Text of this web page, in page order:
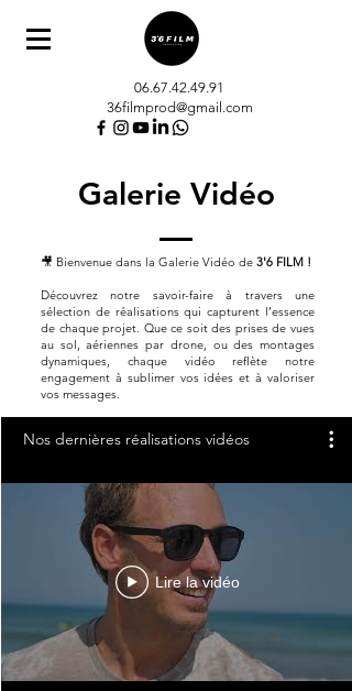
06.67.42.49.91
36filmprod@gmail.com
Galerie Vidéo
🎥 Bienvenue dans la Galerie Vidéo de 3'6 FILM !
Découvrez notre savoir-faire à travers une
sélection de réalisations qui capturent l’essence
de chaque projet. Que ce soit des prises de vues
au sol, aériennes par drone, ou des montages
dynamiques, chaque vidéo reflète notre
engagement à sublimer vos idées et à valoriser
vos messages.
Nos dernières réalisations vidéos
Lire la vidéo